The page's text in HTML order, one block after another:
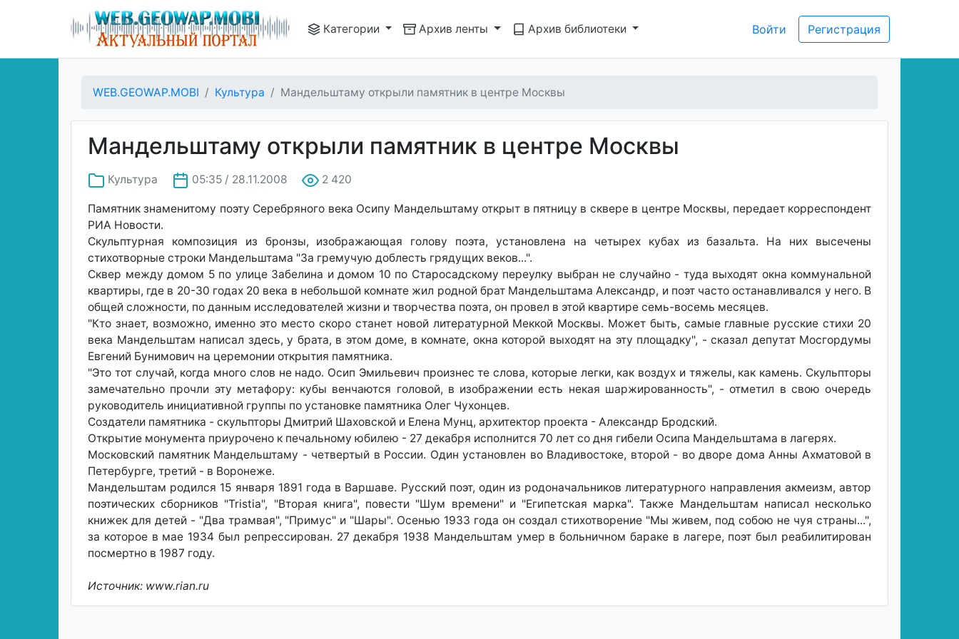
Категории Архив ленты Архив библиотеки Войти Регистрация
WEB.GEOWAP.MOBI Культура Мандельштаму открыли памятник в центре Москвы
Мандельштаму открыли памятник в центре Москвы
Культура 05:35 / 28.11.2008 2 420
Памятник знаменитому поэту Серебряного века Осипу Мандельштаму открыт в пятницу в сквере в центре Москвы, передает корреспондент
РИА Новости.
Скульптурная композиция из бронзы, изображающая голову поэта, установлена на четырех кубах из базальта. На них высечены
стихотворные строки Мандельштама "За гремучую доблесть грядущих веков...".
Сквер между домом 5 по улице Забелина и домом 10 по Старосадскому переулку выбран не случайно - туда выходят окна коммунальной
квартиры, где в 20-30 годах 20 века в небольшой комнате жил родной брат Мандельштама Александр, и поэт часто останавливался у него. В
общей сложности, по данным исследователей жизни и творчества поэта, он провел в этой квартире семь-восемь месяцев.
"Кто знает, возможно, именно это место скоро станет новой литературной Меккой Москвы. Может быть, самые главные русские стихи 20
века Мандельштам написал здесь, у брата, в этом доме, в комнате, окна которой выходят на эту площадку", - сказал депутат Мосгордумы
Евгений Бунимович на церемонии открытия памятника.
"Это тот случай, когда много слов не надо. Осип Эмильевич произнес те слова, которые легки, как воздух и тяжелы, как камень. Скульпторы
замечательно прочли эту метафору: кубы венчаются головой, в изображении есть некая шаржированность", - отметил в свою очередь
руководитель инициативной группы по установке памятника Олег Чухонцев.
Создатели памятника - скульпторы Дмитрий Шаховской и Елена Мунц, архитектор проекта - Александр Бродский.
Открытие монумента приурочено к печальному юбилею - 27 декабря исполнится 70 лет со дня гибели Осипа Мандельштама в лагерях.
Московский памятник Мандельштаму - четвертый в России. Один установлен во Владивостоке, второй - во дворе дома Анны Ахматовой в
Петербурге, третий - в Воронеже.
Мандельштам родился 15 января 1891 года в Варшаве. Русский поэт, один из родоначальников литературного направления акмеизм, автор
поэтических сборников "Tristia", "Вторая книга", повести "Шум времени" и "Египетская марка". Также Мандельштам написал несколько
книжек для детей - "Два трамвая", "Примус" и "Шары". Осенью 1933 года он создал стихотворение "Мы живем, под собою не чуя страны...",
за которое в мае 1934 был репрессирован. 27 декабря 1938 Мандельштам умер в больничном бараке в лагере, поэт был реабилитирован
посмертно в 1987 году.
Источник: www.rian.ru